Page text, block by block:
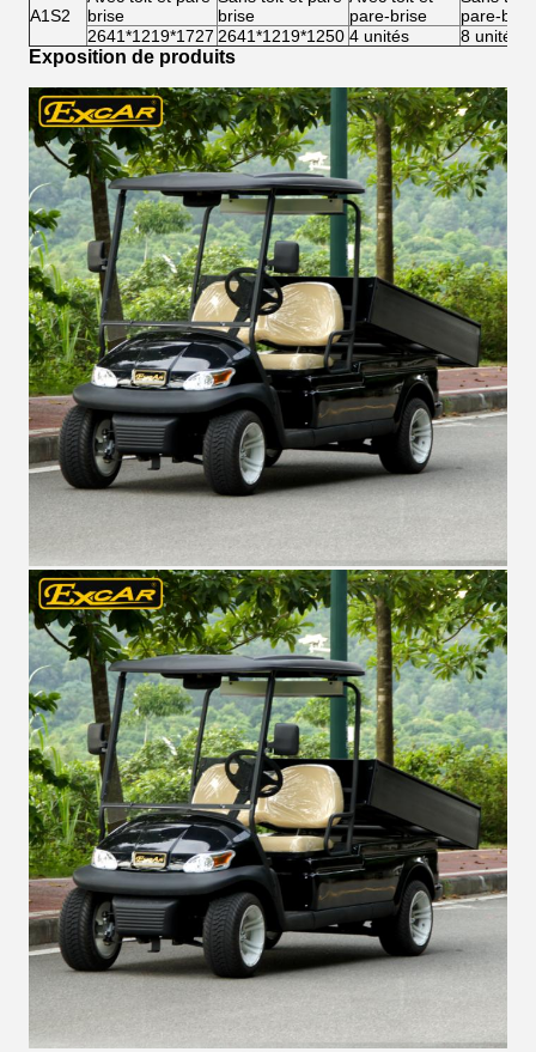
A1S2
brise
brise
pare-brise
pare-
2641*1219*1727 2641*1219*1250 4 unités 8 unités
Exposition de produits